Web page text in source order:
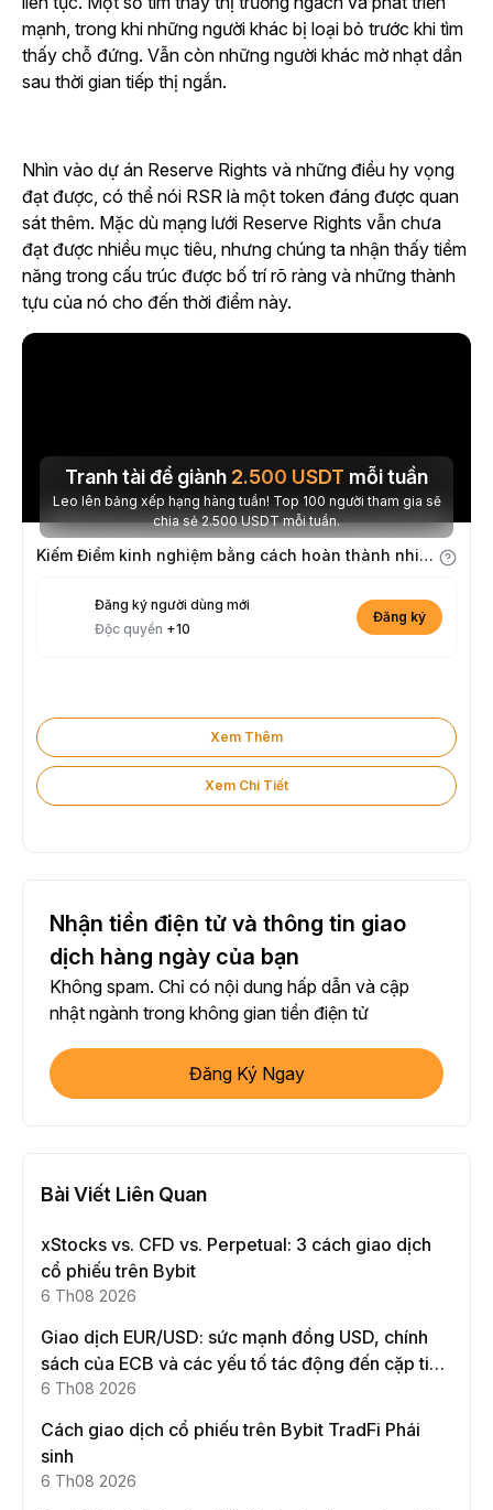
mạnh, trong khi những người khác bị loại bỏ trước khi tìm
thấy chỗ đứng. Vẫn còn những người khác mờ nhạt dần
sau thời gian tiếp thị ngắn.
Nhìn vào dự án Reserve Rights và những điều hy vọng
đạt được, có thể nói RSR là một token đáng được quan
sát thêm. Mặc dù mạng lưới Reserve Rights vẫn chưa
đạt được nhiều mục tiêu, nhưng chúng ta nhận thấy tiềm
năng trong cấu trúc được bố trí rõ ràng và những thành
tựu của nó cho đến thời điểm này.
Tranh tài để giành 2.500 USDT mỗi tuần
Leo lên bảng xếp hạng hàng tuần! Top 100 người tham gia sẽ
chia sẻ 2.500 USDT mỗi tuần.
Kiếm Điểm kinh nghiệm bằng cách hoàn thành nhiệm vụ
Đăng ký người dùng mới
Độc quyền +10
Đăng ký
Xem Thêm
Xem Chi Tiết
Nhận tiền điện tử và thông tin giao
dịch hàng ngày của bạn
Không spam. Chỉ có nội dung hấp dẫn và cập
nhật ngành trong không gian tiền điện tử
Đăng Ký Ngay
Bài Viết Liên Quan
xStocks vs. CFD vs. Perpetual: 3 cách giao dịch
cổ phiếu trên Bybit
6 Th08 2026
Giao dịch EUR/USD: sức mạnh đồng USD, chính
sách của ECB và các yếu tố tác động đến cặp tiền
này
6 Th08 2026
Cách giao dịch cổ phiếu trên Bybit TradFi Phái
sinh
6 Th08 2026